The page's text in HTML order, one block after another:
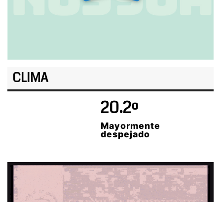
CLIMA
20.2º
Mayormente
despejado